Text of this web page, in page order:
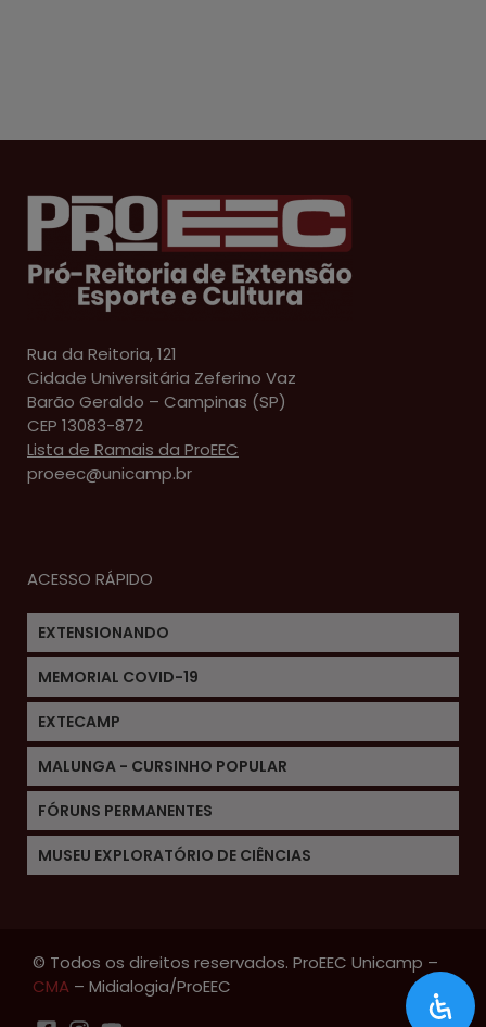
Rua da Reitoria, 121
Cidade Universitária Zeferino Vaz
Barão Geraldo – Campinas (SP)
CEP 13083-872
Lista de Ramais da ProEEC
proeec@unicamp.br
ACESSO RÁPIDO
EXTENSIONANDO
MEMORIAL COVID-19
EXTECAMP
MALUNGA - CURSINHO POPULAR
FÓRUNS PERMANENTES
MUSEU EXPLORATÓRIO DE CIÊNCIAS
© Todos os direitos reservados. ProEEC Unicamp –
CMA – Midialogia/ProEEC